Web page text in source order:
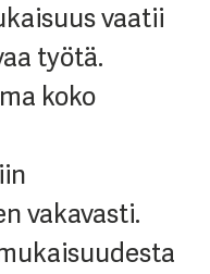
vaatii
työtä.
koko
vakavasti.